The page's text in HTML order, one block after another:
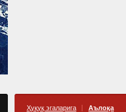
Ҳуқуқ эгаларига Аълоқа